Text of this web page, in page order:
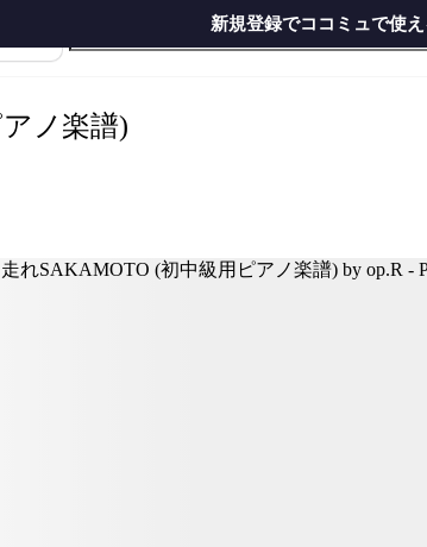
新規登録でココミュで使
(初中級用ピアノ楽譜) by op.R
ノ楽譜)